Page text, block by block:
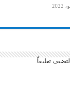
لتضيف تعليقاً.